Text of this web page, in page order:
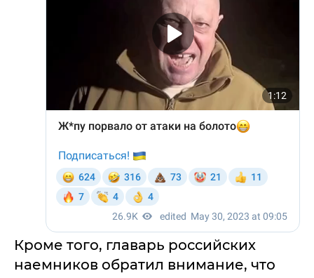
Кроме того, главарь российских
наемников обратил внимание, что